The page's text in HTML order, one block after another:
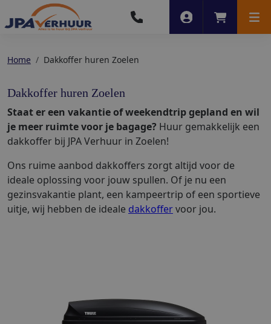
Account
Home Dakkoffer huren Zoelen
Dakkoffer huren Zoelen
Staat er een vakantie of weekendtrip gepland en wil
je meer ruimte voor je bagage? Huur gemakkelijk een
dakkoffer bij JPA Verhuur in Zoelen!
Ons ruime aanbod dakkoffers zorgt altijd voor de
ideale oplossing voor jouw spullen. Of je nu een
gezinsvakantie plant, een kampeertrip of een sportieve
uitje, wij hebben de ideale dakkoffervoor jou.